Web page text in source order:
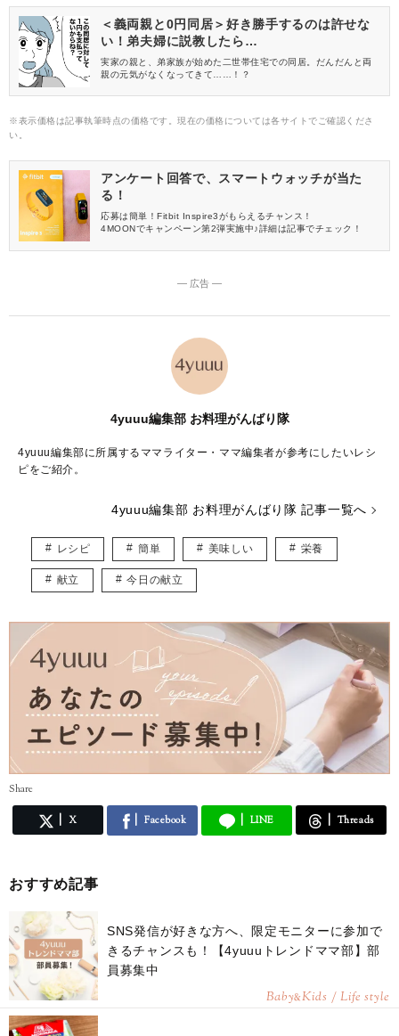
せの「今日の献立」を参考にして、夕食を作ってみてくださいね♪
＜義両親と0円同居＞好き勝手するのは許せな
い！弟夫婦に説教したら…
実家の親と、弟家族が始めた二世帯住宅での同居。だんだんと両
親の元気がなくなってきて……！？
※表示価格は記事執筆時点の価格です。現在の価格については各サイトでご確認くださ
い。
アンケート回答で、スマートウォッチが当た
る！
応募は簡単！Fitbit Inspire3がもらえるチャンス！
4MOONでキャンペーン第2弾実施中♪詳細は記事でチェック！
― 広告 ―
4yuuu編集部 お料理がんばり隊
4yuuu編集部に所属するママライター・ママ編集者が参考にしたいレシ
ピをご紹介。
4yuuu編集部 お料理がんばり隊 記事一覧へ
レシピ 簡単 美味しい 栄養
献立 今日の献立
Share
X Facebook LINE Threads
おすすめ記事
SNS発信が好きな方へ、限定モニターに参加で
きるチャンスも！【4yuuuトレンドママ部】部
員募集中
Baby&Kids / Life style